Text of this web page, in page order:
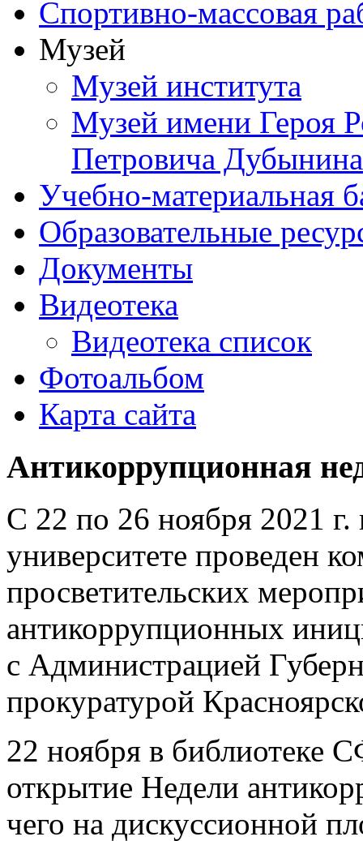
Спортивно-массовая
Музей
Музей института
Музей имени Героя
Петровича Дубынина
Учебно-материальная
Образовательные
Документы
Видеотека
Видеотека список
Фотоальбом
Карта сайта
Антикоррупционная
С 22 по 26 ноября 2021
университете проведен
просветительских
антикоррупционных
с Администрацией
прокуратурой
22 ноября в библиотеке
открытие Недели
чего на дискуссионной